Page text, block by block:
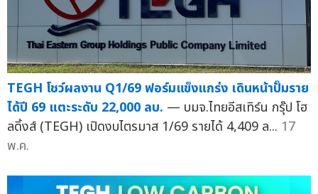
TEGH โชว์ผลงาน Q1/69 ฟอร์มแข็งแกร่ง เดินหน้าปั๊มราย
ได้ปี 69 แตะระดับ 22,000 ลบ. — บมจ.ไทยอีสเทิร์น กรุ๊ป โฮ
ลดิ้งส์ (TEGH) เปิดงบไตรมาส 1/69 รายได้ 4,409 ล... 17
พ.ค.